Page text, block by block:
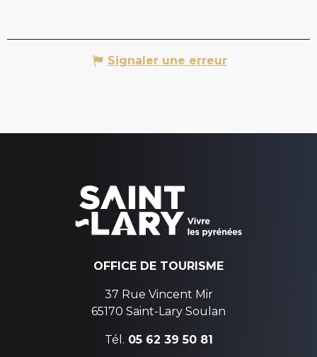
Signaler une erreur
OFFICE DE TOURISME
37 Rue Vincent Mir
65170 Saint-Lary Soulan
Tél. 05 62 39 50 81